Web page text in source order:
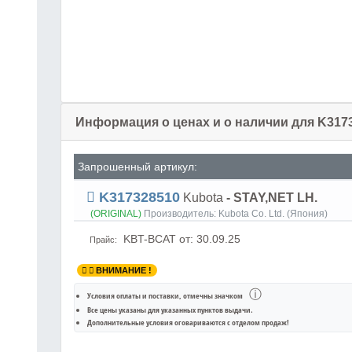
Информация о ценах и о наличии для
Запрошенный артикул:
K317328510 Kubota - STAY,NET LH.
(ORIGINAL)Производитель: Kubota Co. Ltd. (Япония)
Прайс: KBT-BCAT от: 30.09.25
ВНИМАНИЕ !
Условия оплаты и поставки , отмечны значком ⓘ
Все цены указаны дляуказанных пунктов выдачи.
Дополнительные условия оговариваются с отделом продаж!